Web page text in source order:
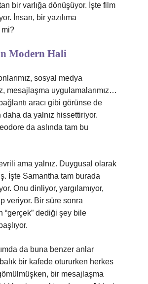
bir varlığa dönüşüyor. İşte film
İnsan, bir yazılıma
mi?
Modern Hali
sosyal medya
mesajlaşma uygulamalarımız…
aracı gibi görünse de
da yalnız hissettiriyor.
da aslında tam bu
ama yalnız. Duygusal olarak
İşte Samantha tam burada
Onu dinliyor, yargılamıyor,
veriyor. Bir süre sonra
“gerçek” dediği şey bile
da buna benzer anlar
bir kafede otururken herkes
bir mesajlaşma